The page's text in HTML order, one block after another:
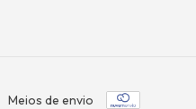
Meios de envio